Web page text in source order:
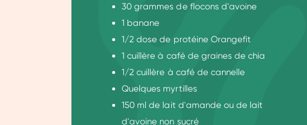
30 grammes de flocons d'avoine
1 banane
1/2 dose de protéine Orangefit
1 cuillère à café de graines de chia
1/2 cuillère à café de cannelle
Quelques myrtilles
150 ml de lait d'amande ou de lait
d'avoine non sucré